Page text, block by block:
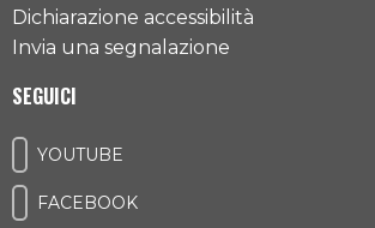
Dichiarazione accessibilità
Invia una segnalazione
SEGUICI
YOUTUBE
FACEBOOK